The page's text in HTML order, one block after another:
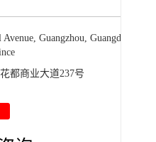
Guangzhou, Guangdong
都商业大道237号